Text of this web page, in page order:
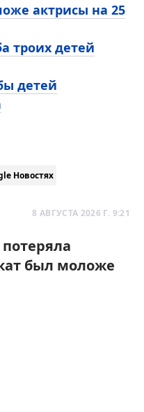
актрисы на 25
троих детей
детей
Новостях
8 АВГУСТА 2026 Г. 9:21
был моложе